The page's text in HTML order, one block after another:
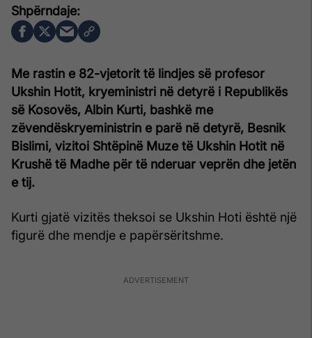
Me rastin e 82-vjetorit të lindjes së profesor
Ukshin Hotit, kryeministri në detyrë i Republikës
së Kosovës, Albin Kurti, bashkë me
zëvendëskryeministrin e parë në detyrë, Besnik
Bislimi, vizitoi Shtëpinë Muze të Ukshin Hotit në
Krushë të Madhe për të nderuar veprën dhe jetën
e tij.
Kurti gjatë vizitës theksoi se Ukshin Hoti është një
figurë dhe mendje e papërsëritshme.